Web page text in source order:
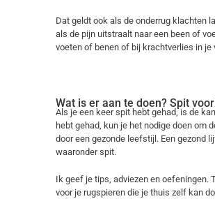
Dat geldt ook als de onderrug klachten
als de pijn uitstraalt naar een been of
voeten of benen of bij krachtverlies in
Wat is er aan te doen? Spit
Als je een keer spit hebt gehad, is de
hebt gehad, kun je het nodige doen om
door een gezonde leefstijl. Een gezond
waaronder spit.
Ik geef je tips, adviezen en oefeningen.
voor je rugspieren die je thuis zelf kan